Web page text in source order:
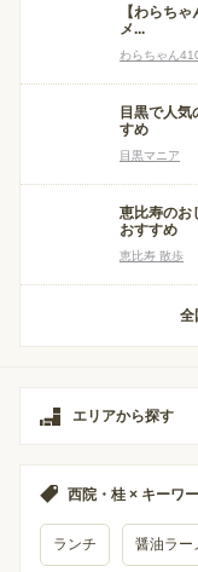
【わらち
メ...
わらちゃん
目黒で人
すめ
目黒マニア
恵比寿のお
おすすめ
恵比寿 散歩
全
エリアから探す
西院・桂 × キーワ
ランチ 醤油ラー